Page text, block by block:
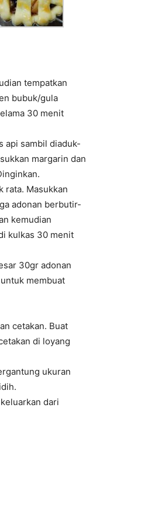
tempatkan
bubuk/gula
30 menit
api sambil diaduk-
margarin dan
rata. Masukkan
adonan berbutir-
kemudian
kulkas 30 menit
30gr adonan
membuat
cetakan. Buat
di loyang
ukuran
dari